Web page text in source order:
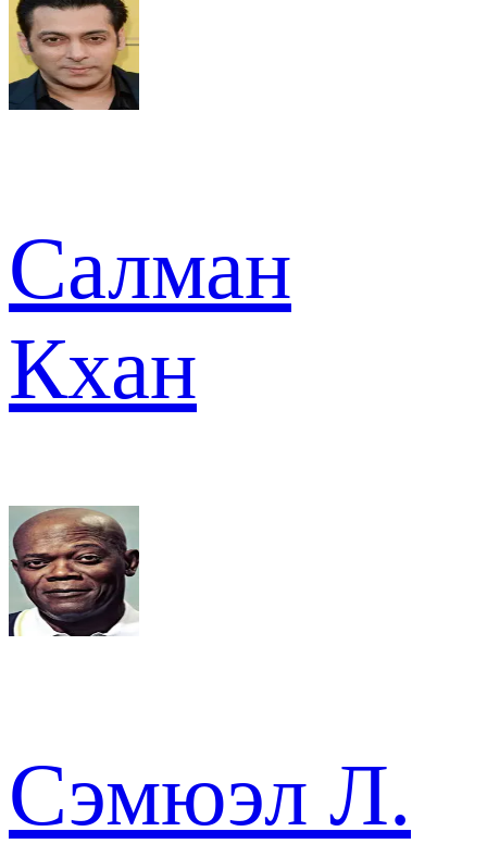
Салман
Кхан
Сэмюэл Л.